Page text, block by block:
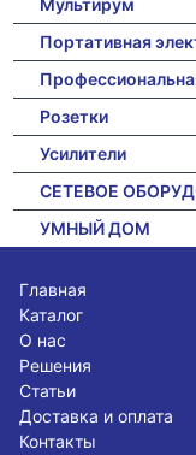
Портативная
Розетки
Усилители
СЕТЕВОЕ
УМНЫЙ ДОМ
Главная
Каталог
О нас
Решения
Статьи
Доставка и оплата
Контакты